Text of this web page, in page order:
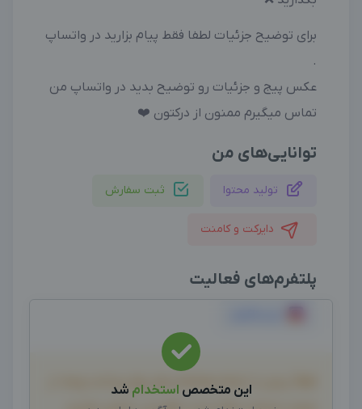
برای توضیح جزئیات لطفا فقط پیام بزارید در واتساپ
.
عکس پیج و جزئیات رو توضیح بدید در واتساپ من
تماس میگیرم ممنون از درکتون ❤️
توانایی‌های من
تولید محتوا ثبت سفارش
دایرکت و کامنت
پلتفرم‌های فعالیت
لطفاً پیش از انجام معامله و هر نوع پرداخت وجه، از
این متخصص استخدام شد